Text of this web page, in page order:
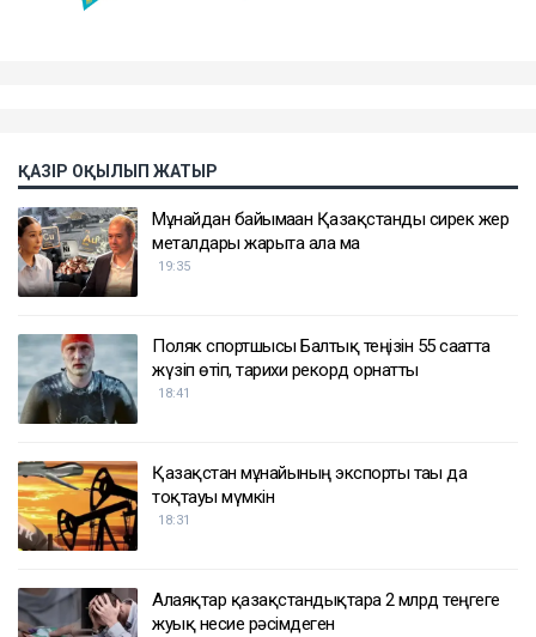
ҚАЗІР ОҚЫЛЫП ЖАТЫР
Мұнайдан байымаған Қазақстанды сирек жер
металдары жарыта ала ма
19:35
Поляк спортшысы Балтық теңізін 55 сағатта
жүзіп өтіп, тарихи рекорд орнатты
18:41
Қазақстан мұнайының экспорты тағы да
тоқтауы мүмкін
18:31
Алаяқтар қазақстандықтарға 2 млрд теңгеге
жуық несие рәсімдеген